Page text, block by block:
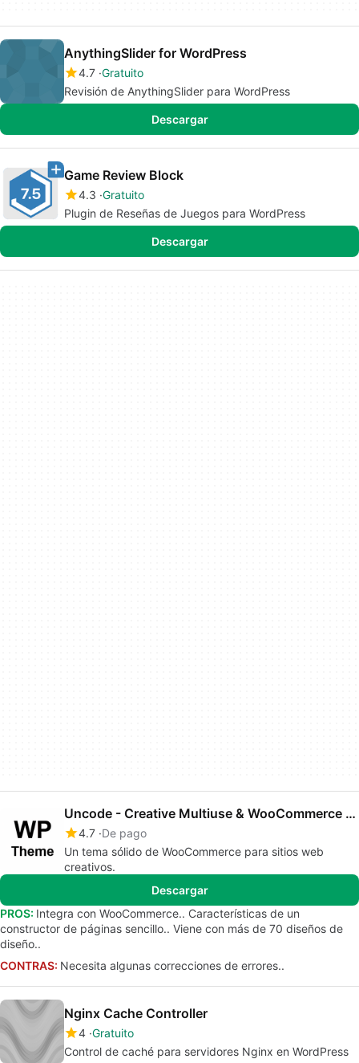
AnythingSlider for WordPress
4.7 Gratuito
Revisión de AnythingSlider para WordPress
Descargar
Game Review Block
4.3 Gratuito
Plugin de Reseñas de Juegos para WordPress
Descargar
Uncode - Creative Multiuse & WooCommerce WordPress Theme
4.7 De pago
Un tema sólido de WooCommerce para sitios web
creativos.
Descargar
PROS: Integra con WooCommerce.. Características de un
constructor de páginas sencillo.. Viene con más de 70 diseños de
diseño..
CONTRAS: Necesita algunas correcciones de errores..
Nginx Cache Controller
4 Gratuito
Control de caché para servidores Nginx en WordPress